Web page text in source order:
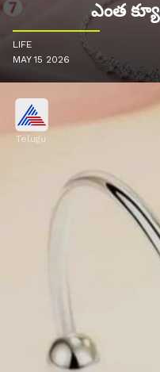
ఎంత
LIFE
MAY 15 2026
Telugu